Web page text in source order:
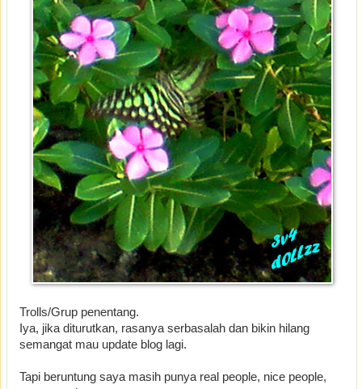
Trolls/Grup penentang.
Iya, jika diturutkan, rasanya serbasalah dan bikin hilang
semangat mau update blog lagi.
Tapi beruntung saya masih punya real people, nice people,